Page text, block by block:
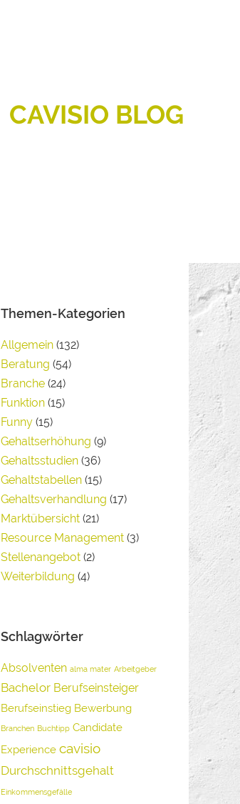
CAVISIO BLOG
Themen-Kategorien
Allgemein (132)
Beratung (54)
Branche (24)
Funktion (15)
Funny (15)
Gehaltserhöhung (9)
Gehaltsstudien (36)
Gehaltstabellen (15)
Gehaltsverhandlung (17)
Marktübersicht (21)
Resource Management (3)
Stellenangebot (2)
Weiterbildung (4)
Schlagwörter
Absolventen alma mater Arbeitgeber
Bachelor Berufseinsteiger
Berufseinstieg Bewerbung
Branchen Buchtipp Candidate
Experience cavisio
Durchschnittsgehalt
Einkommensgefälle